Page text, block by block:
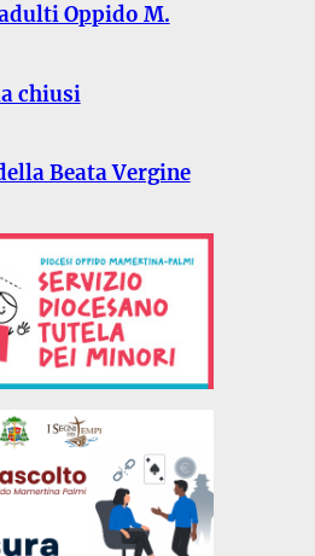
Oppido M.
chiusi
Beata Vergine